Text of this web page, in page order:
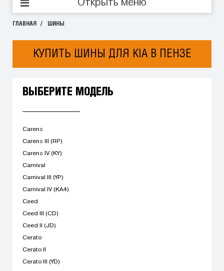
Открыть меню
ГЛАВНАЯ ШИНЫ
КУПИТЬ ШИНЫ ДЛЯ KIA В ПЕНЗЕ
ВЫБЕРИТЕ МОДЕЛЬ
Carens
Carens III (RP)
Carens IV (KY)
Carnival
Carnival III (YP)
Carnival IV (KA4)
Ceed
Ceed III (CD)
Ceed II (JD)
Cerato
Cerato II
Cerato III (YD)